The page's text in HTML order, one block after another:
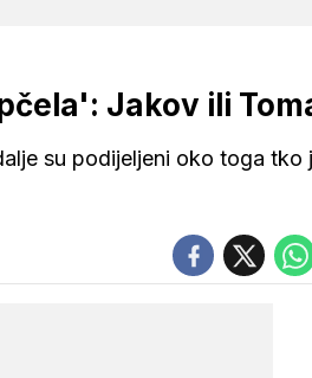
Jakov ili
su podijeljeni oko toga tko